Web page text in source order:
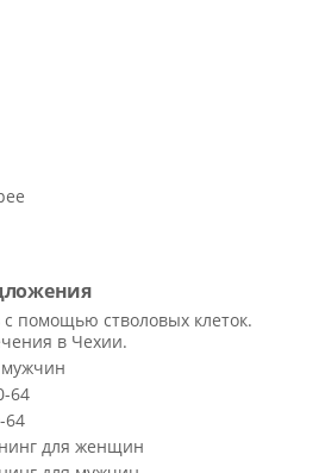
помощью стволовых клеток.
в Чехии.
64
64
для женщин